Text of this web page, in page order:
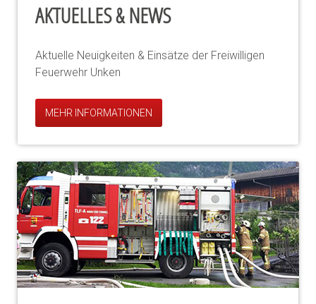
AKTUELLES & NEWS
Aktuelle Neuigkeiten & Einsätze der Freiwilligen
Feuerwehr Unken
MEHR INFORMATIONEN